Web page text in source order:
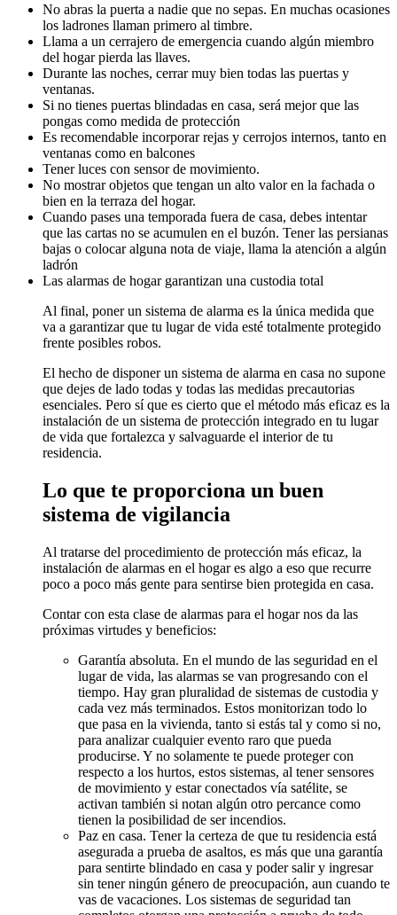
No abras la puerta a nadie que no sepas. En muchas ocasiones
los ladrones llaman primero al timbre.
Llama a un cerrajero de emergencia cuando algún miembro
del hogar pierda las llaves.
Durante las noches, cerrar muy bien todas las puertas y
ventanas.
Si no tienes puertas blindadas en casa, será mejor que las
pongas como medida de protección
Es recomendable incorporar rejas y cerrojos internos, tanto en
ventanas como en balcones
Tener luces con sensor de movimiento.
No mostrar objetos que tengan un alto valor en la fachada o
bien en la terraza del hogar.
Cuando pases una temporada fuera de casa, debes intentar
que las cartas no se acumulen en el buzón. Tener las persianas
bajas o colocar alguna nota de viaje, llama la atención a algún
ladrón
Las alarmas de hogar garantizan una custodia total
Al final, poner un sistema de alarma es la única medida que
va a garantizar que tu lugar de vida esté totalmente protegido
frente posibles robos.
El hecho de disponer un sistema de alarma en casa no supone
que dejes de lado todas y todas las medidas precautorias
esenciales. Pero sí que es cierto que el método más eficaz es la
instalación de un sistema de protección integrado en tu lugar
de vida que fortalezca y salvaguarde el interior de tu
residencia.
Lo que te proporciona un buen
sistema de vigilancia
Al tratarse del procedimiento de protección más eficaz, la
instalación de alarmas en el hogar es algo a eso que recurre
poco a poco más gente para sentirse bien protegida en casa.
Contar con esta clase de alarmas para el hogar nos da las
próximas virtudes y beneficios:
Garantía absoluta. En el mundo de las seguridad en el
lugar de vida, las alarmas se van progresando con el
tiempo. Hay gran pluralidad de sistemas de custodia y
cada vez más terminados. Estos monitorizan todo lo
que pasa en la vivienda, tanto si estás tal y como si no,
para analizar cualquier evento raro que pueda
producirse. Y no solamente te puede proteger con
respecto a los hurtos, estos sistemas, al tener sensores
de movimiento y estar conectados vía satélite, se
activan también si notan algún otro percance como
tienen la posibilidad de ser incendios.
Paz en casa. Tener la certeza de que tu residencia está
asegurada a prueba de asaltos, es más que una garantía
para sentirte blindado en casa y poder salir y ingresar
sin tener ningún género de preocupación, aun cuando te
vas de vacaciones. Los sistemas de seguridad tan